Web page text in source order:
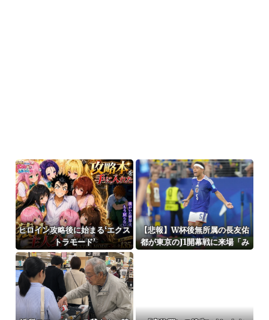
ヒロイン攻略後に始まる‘エクス
トラモード’
【悲報】W杯後無所属の長友佑
都が東京のJ1開幕戦に来場「み